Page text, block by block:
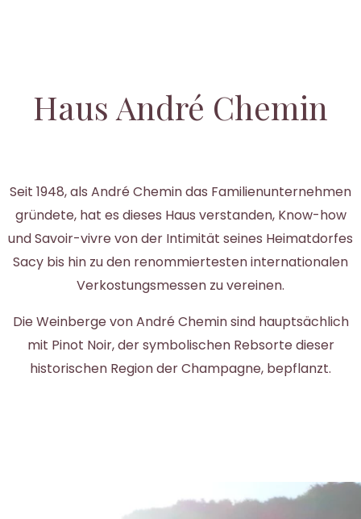
Haus André Chemin
Seit 1948, als André Chemin das Familienunternehmen
gründete, hat es dieses Haus verstanden, Know-how
und Savoir-vivre von der Intimität seines Heimatdorfes
Sacy bis hin zu den renommiertesten internationalen
Verkostungsmessen zu vereinen.
Die Weinberge von André Chemin sind hauptsächlich
mit Pinot Noir, der symbolischen Rebsorte dieser
historischen Region der Champagne, bepflanzt.